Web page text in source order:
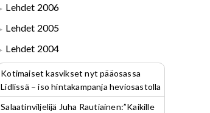
Lehdet 2006
Lehdet 2005
Lehdet 2004
Kotimaiset kasvikset nyt pääosassa
Lidlissä – iso hintakampanja heviosastolla
Salaatinviljelijä Juha Rautiainen:”Kaikille